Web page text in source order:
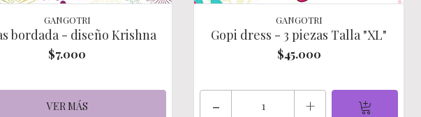
GANGOTRI
bordada - diseño Krishna
$7.000
VER MÁS
GANGOTRI
Gopi dress - 3 piezas Talla "XL"
$45.000
- +